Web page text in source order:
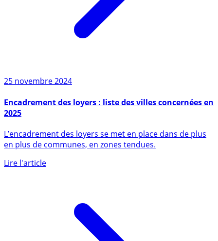
25 novembre 2024
2025
en plus de communes, en zones tendues.